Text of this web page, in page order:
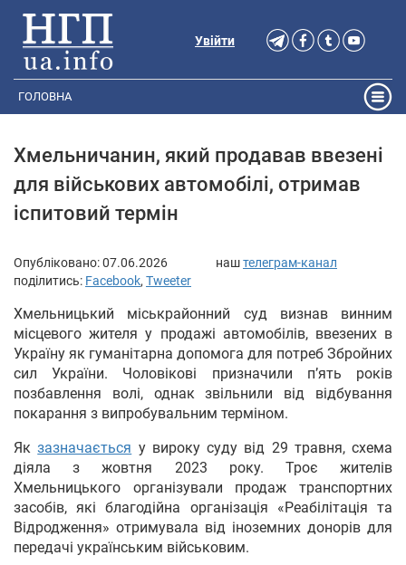
Увійти
ГОЛОВНА
Хмельничанин, який продавав ввезені
для військових автомобілі, отримав
іспитовий термін
Опубліковано:07.06.2026 наштелеграм-канал
поділитись: Facebook, Tweeter
Хмельницький міськрайонний суд визнав винним
місцевого жителя у продажі автомобілів, ввезених в
Україну як гуманітарна допомога для потреб Збройних
сил України. Чоловікові призначили п’ять років
позбавлення волі, однак звільнили від відбування
покарання з випробувальним терміном.
Якзазначається у вироку суду від 29 травня, схема
діяла з жовтня 2023 року. Троє жителів
Хмельницького організували продаж транспортних
засобів, які благодійна організація «Реабілітація та
Відродження» отримувала від іноземних донорів для
передачі українським військовим.